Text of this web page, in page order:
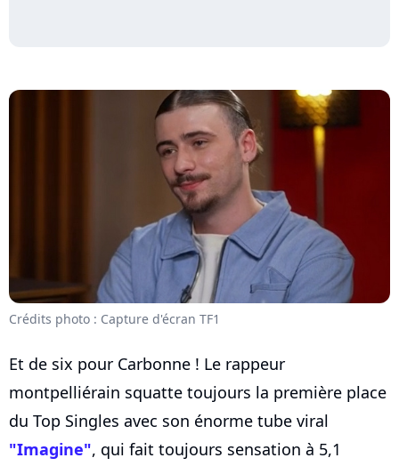
Crédits photo : Capture d'écran TF1
Et de six pour Carbonne ! Le rappeur
montpelliérain squatte toujours la première place
du Top Singles avec son énorme tube viral
"Imagine", qui fait toujours sensation à 5,1